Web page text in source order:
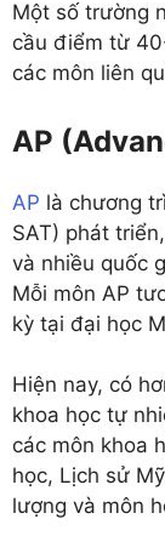
Một số trường
cầu điểm từ
các môn liên
AP
AP là chương
SAT) phát
và nhiều quốc
Mỗi môn AP
kỳ tại đại học
Hiện nay, có
khoa học tự
các môn khoa
học, Lịch sử
lượng và môn